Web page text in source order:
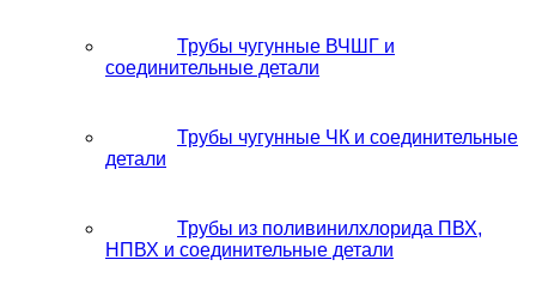
Трубы чугунные ВЧШГ и
соединительные детали
Трубы чугунные ЧК и соединительные
детали
Трубы из поливинилхлорида ПВХ,
НПВХ и соединительные детали